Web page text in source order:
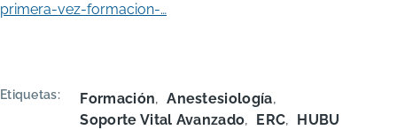
primera-vez-formacion-…
Etiquetas Formación
Anestesiología
Soporte Vital Avanzado
ERC HUBU